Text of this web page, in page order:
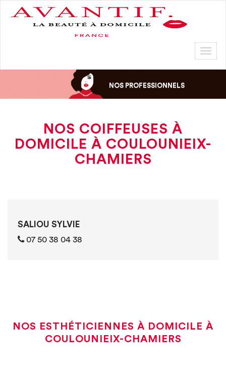
NOS PROFESSIONNELS
NOS COIFFEUSES À
DOMICILE À COULOUNIEIX-
CHAMIERS
SALIOU SYLVIE
07 50 38 04 38
NOS ESTHÉTICIENNES À DOMICILE À
COULOUNIEIX-CHAMIERS